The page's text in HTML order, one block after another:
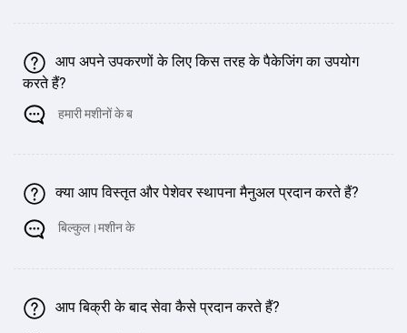
आप अपने उपकरणों के लिए किस तरह के पैकेजिंग का उपयोग
करते हैं?
हमारी मशीनों के ब
क्या आप विस्तृत और पेशेवर स्थापना मैनुअल प्रदान करते हैं?
बिल्कुल।मशीन के
आप बिक्री के बाद सेवा कैसे प्रदान करते हैं?